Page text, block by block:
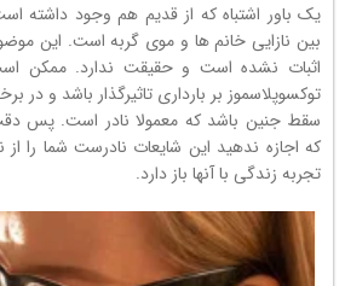
یک باور اشتباه که از قدیم هم وجود داشته
بین نازایی خانم ها و موی گربه است. این
اثبات نشده است و حقیقت ندارد. ممکن
توکسوپلاسموز بر بارداری تاثیرگذار باشد و در
سقط جنین باشد که معمولا نادر است. پس
که اجازه ندهید این شایعات نادرست شما را از
تجربه زندگی با آنها باز دارد.